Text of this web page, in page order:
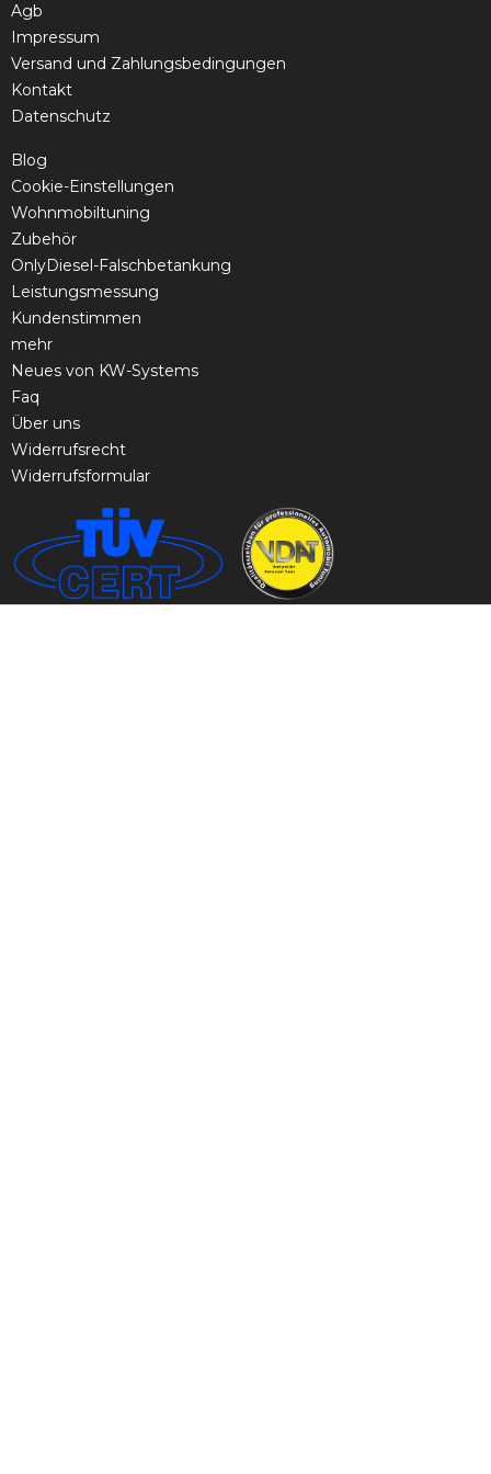
Agb
Impressum
Versand und Zahlungsbedingungen
Kontakt
Datenschutz
Blog
Cookie-Einstellungen
Wohnmobiltuning
Zubehör
OnlyDiesel-Falschbetankung
Leistungsmessung
Kundenstimmen
mehr
Neues von KW-Systems
Faq
Über uns
Widerrufsrecht
Widerrufsformular